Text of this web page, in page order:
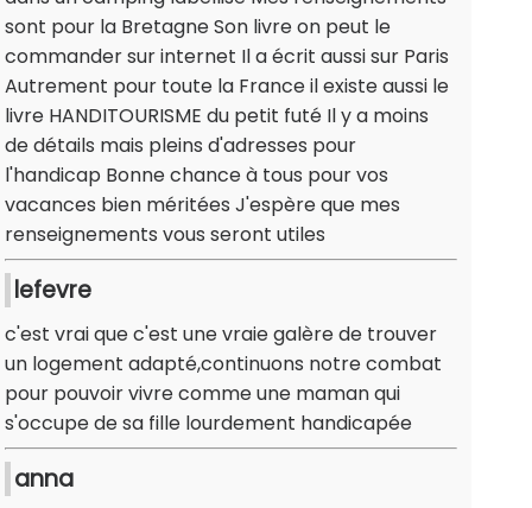
sont pour la Bretagne Son livre on peut le
commander sur internet Il a écrit aussi sur Paris
Autrement pour toute la France il existe aussi le
livre HANDITOURISME du petit futé Il y a moins
de détails mais pleins d'adresses pour
l'handicap Bonne chance à tous pour vos
vacances bien méritées J'espère que mes
renseignements vous seront utiles
lefevre
c'est vrai que c'est une vraie galère de trouver
un logement adapté,continuons notre combat
pour pouvoir vivre commeune maman qui
s'occupe de sa fille lourdement handicapée
anna